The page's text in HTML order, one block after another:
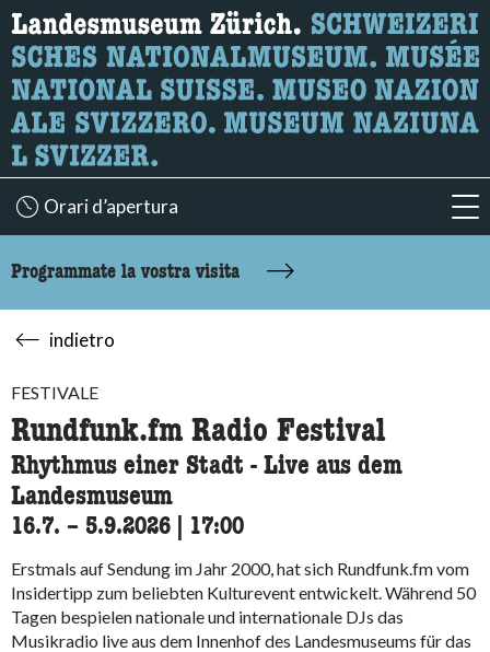
Ricerca
Qui è possibile cercare i contenuti della pagina.
Orari d’apertura
Programmate la vostra visita
indietro
FESTIVALE
Rundfunk.fm Radio Festival
Rhythmus einer Stadt - Live aus dem
Landesmuseum
16.7. accessibility.time_to
– 5.9.2026 17:00
Erstmals auf Sendung im Jahr 2000, hat sich Rundfunk.fm vom
Insidertipp zum beliebten Kulturevent entwickelt. Während 50
Tagen bespielen nationale und internationale DJs das
Musikradio live aus dem Innenhof des Landesmuseums für das